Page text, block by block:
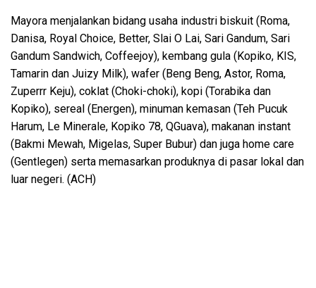
Mayora menjalankan bidang usaha industri biskuit (Roma,
Danisa, Royal Choice, Better, Slai O Lai, Sari Gandum, Sari
Gandum Sandwich, Coffeejoy), kembang gula (Kopiko, KIS,
Tamarin dan Juizy Milk), wafer (Beng Beng, Astor, Roma,
Zuperrr Keju), coklat (Choki-choki), kopi (Torabika dan
Kopiko), sereal (Energen), minuman kemasan (Teh Pucuk
Harum, Le Minerale, Kopiko 78, QGuava), makanan instant
(Bakmi Mewah, Migelas, Super Bubur) dan juga home care
(Gentlegen) serta memasarkan produknya di pasar lokal dan
luar negeri. (ACH)